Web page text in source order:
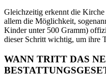
Gleichzeitig erkennt die
allem die Möglichkeit,
Kinder unter 500 Gramm)
dieser Schritt wichtig, um ihre
WANN TRITT DAS